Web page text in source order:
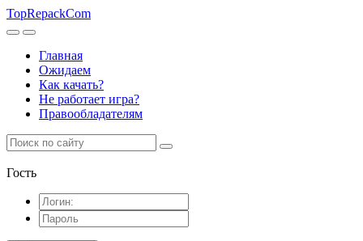
TopRepackCom
Главная
Ожидаем
Как качать?
Не работает игра?
Правообладателям
Гость